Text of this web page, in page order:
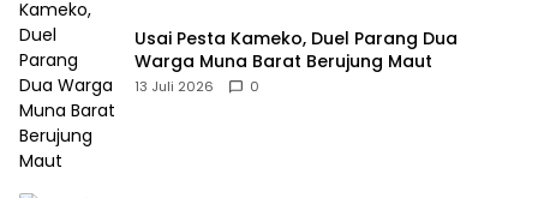
Usai Pesta Kameko, Duel Parang Dua
Warga Muna Barat Berujung Maut
13 Juli 2026 0